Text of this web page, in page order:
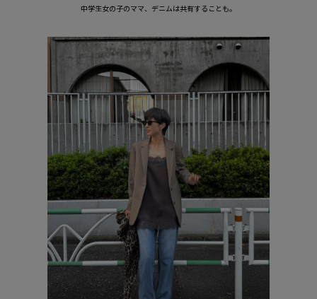
中学生女の子のママ、デニムは共有することも。